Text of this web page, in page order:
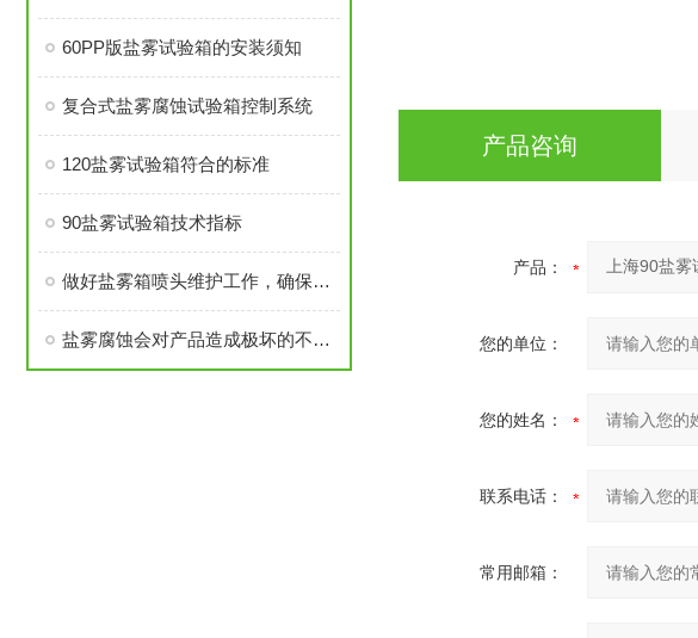
60PP版盐雾试验箱的安装须知
复合式盐雾腐蚀试验箱控制系统
120盐雾试验箱符合的标准
90盐雾试验箱技术指标
做好盐雾箱喷头维护工作，确保盐雾喷出效果
盐雾腐蚀会对产品造成极坏的不良反应
产品咨询
产品：
您的单位：
您的姓名：
联系电话：
常用邮箱：